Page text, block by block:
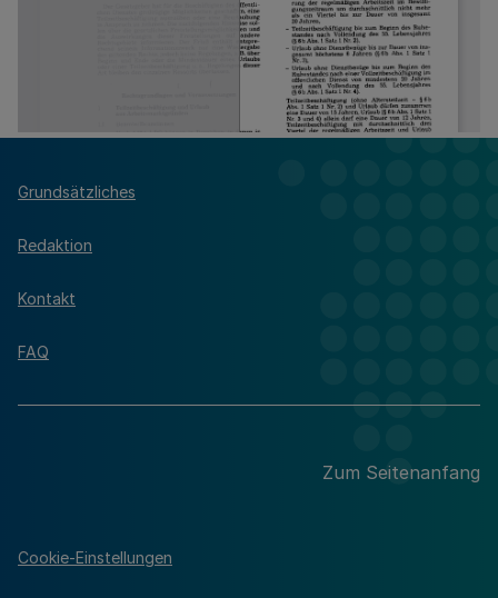
Grundsätzliches
Redaktion
Kontakt
FAQ
Zum Seitenanfang
Cookie-Einstellungen